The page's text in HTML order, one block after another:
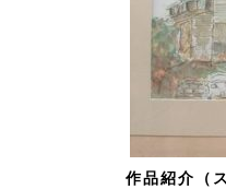
作品紹介（